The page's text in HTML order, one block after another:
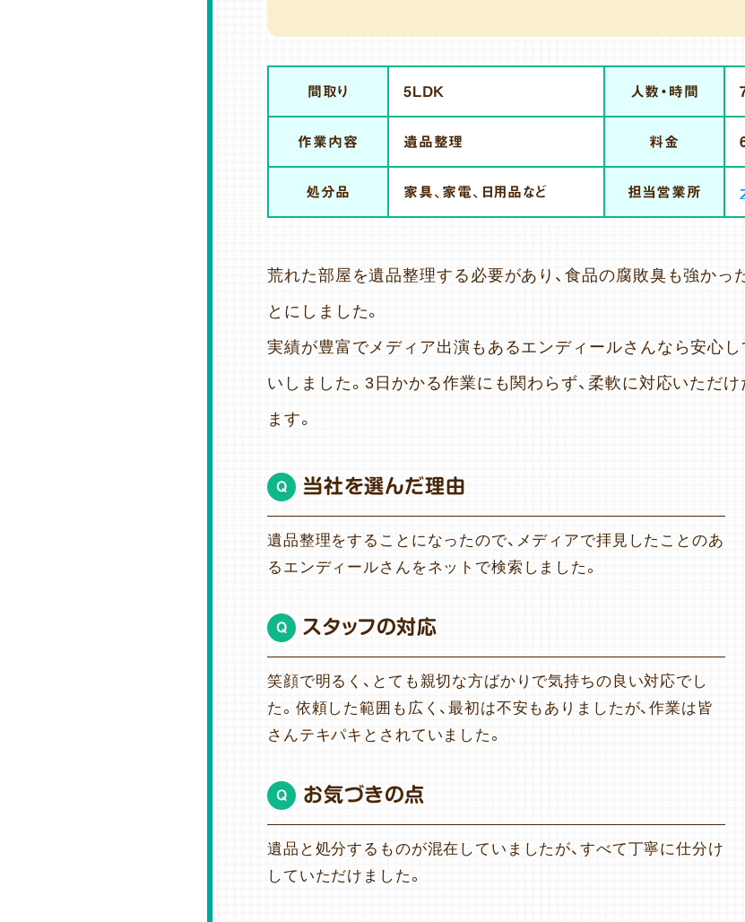
間取り 5LDK 人数・時間
作業内容 遺品整理 料金
処分品 家具、家電、日用品など 担当営業所
荒れた部屋を遺品整理する必要があり、食品の腐敗臭も強かっ
とにしました。
実績が豊富でメディア出演もあるエンディールさんなら安心
いしました。3日かかる作業にも関わらず、柔軟に対応いただ
ます。
Q 当社を選んだ理由
遺品整理をすることになったので、メディアで拝見したことのあ
るエンディールさんをネットで検索しました。
Q スタッフの対応
笑顔で明るく、とても親切な方ばかりで気持ちの良い対応でし
た。依頼した範囲も広く、最初は不安もありましたが、作業は皆
さんテキパキとされていました。
Q お気づきの点
遺品と処分するものが混在していましたが、すべて丁寧に仕分け
していただけました。